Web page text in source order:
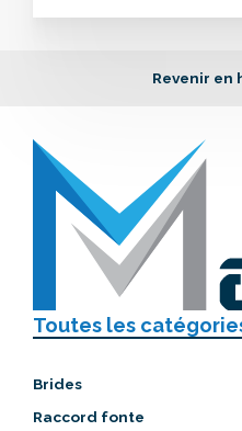
Revenir en
Toutes les
Brides
Raccord fonte